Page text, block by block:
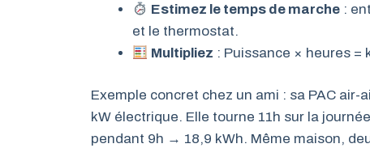
Estimez le temps de marche :
et le thermostat.
Multipliez : Puissance × heures =
Exemple concret chez un ami : sa PAC air-
kW électrique. Elle tourne 11h sur la
pendant 9h → 18,9 kWh. Même maison,